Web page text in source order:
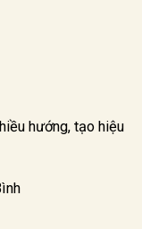
hướng, tạo hiệu